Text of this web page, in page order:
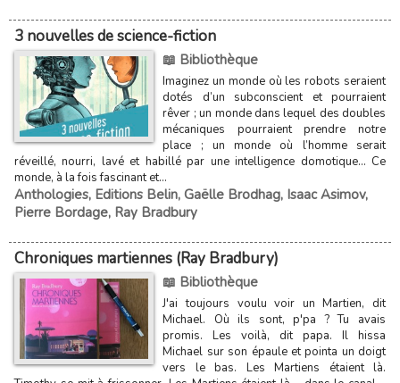
3 nouvelles de science-fiction
📖 Bibliothèque
Imaginez un monde où les robots seraient
dotés d’un subconscient et pourraient
rêver ; un monde dans lequel des doubles
mécaniques pourraient prendre notre
place ; un monde où l’homme serait
réveillé, nourri, lavé et habillé par une intelligence domotique… Ce
monde, à la fois fascinant et...
Anthologies, Editions Belin, Gaëlle Brodhag, Isaac Asimov,
Pierre Bordage, Ray Bradbury
Chroniques martiennes (Ray Bradbury)
📖 Bibliothèque
J'ai toujours voulu voir un Martien, dit
Michael. Où ils sont, p'pa ? Tu avais
promis. Les voilà, dit papa. Il hissa
Michael sur son épaule et pointa un doigt
vers le bas. Les Martiens étaient là.